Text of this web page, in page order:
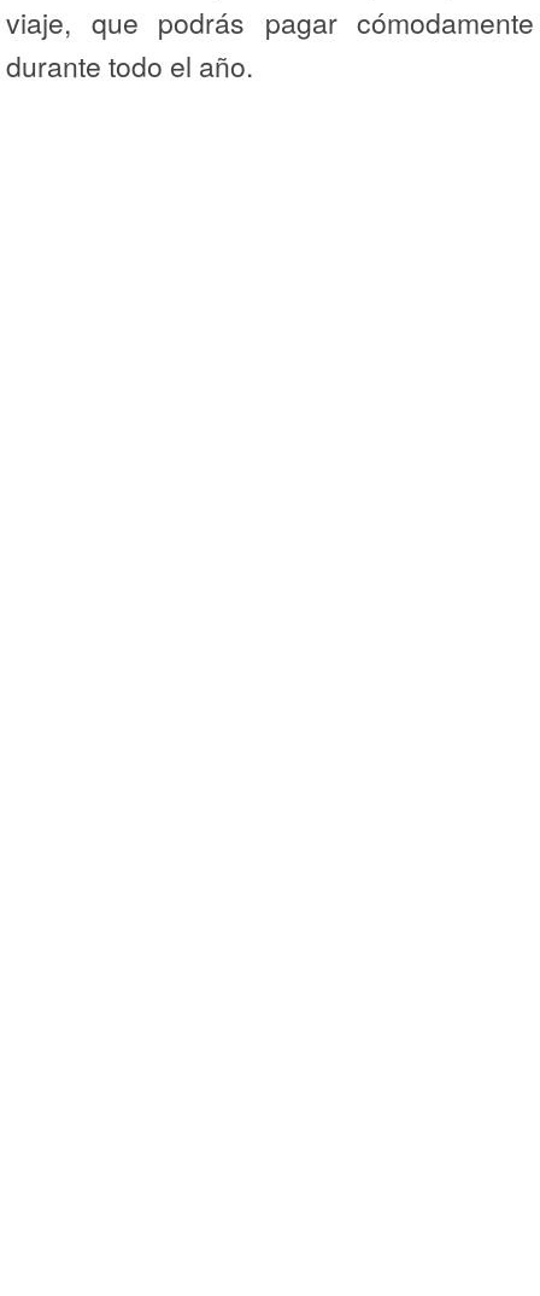
viaje, que podrás pagar cómodamente
durante todo el año.